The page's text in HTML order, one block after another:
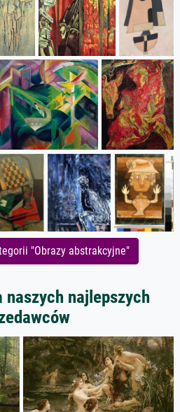
"Obrazy abstrakcyjne"
naszych najlepszych